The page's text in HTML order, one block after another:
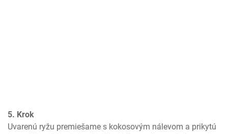
5. Krok
Uvarenú ryžu premiešame s kokosovým nálevom a prikytú